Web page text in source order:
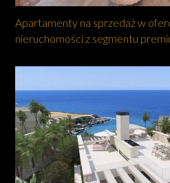
Apartamenty na sprzedaż w
nieruchomości z segmentu